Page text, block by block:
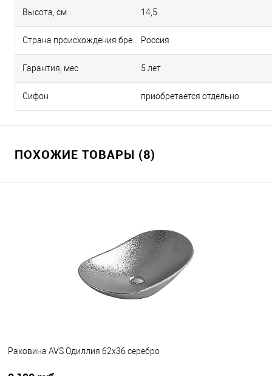
Высота, см 14,5
Россия
Гарантия, мес 5 лет
Сифон приобретается отдельно
ПОХОЖИЕ ТОВАРЫ (8)
Раковина AVS Одиллия 62x36 серебро